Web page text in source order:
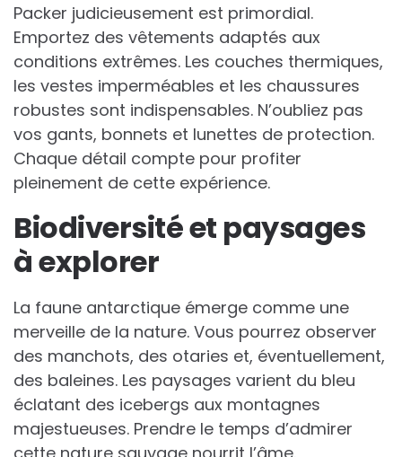
Packer judicieusement est primordial.
Emportez des vêtements adaptés aux
conditions extrêmes. Les couches thermiques,
les vestes imperméables et les chaussures
robustes sont indispensables. N’oubliez pas
vos gants, bonnets et lunettes de protection.
Chaque détail compte pour profiter
pleinement de cette expérience.
Biodiversité et paysages
à explorer
La faune antarctique émerge comme une
merveille de la nature. Vous pourrez observer
des manchots, des otaries et, éventuellement,
des baleines. Les paysages varient du bleu
éclatant des icebergs aux montagnes
majestueuses. Prendre le temps d’admirer